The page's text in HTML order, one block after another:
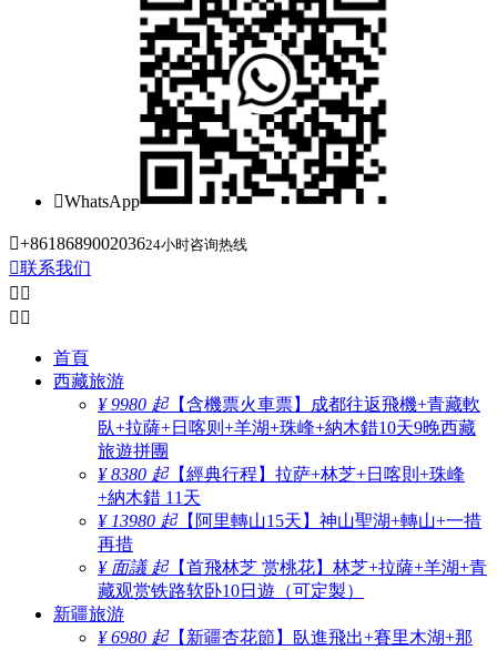
WhatsApp
+861868900203624小时咨询热线
联系我们
 
 
首頁
西藏旅游
¥ 9980 起【含機票火車票】成都往返飛機+青藏軟
臥+拉薩+日喀则+羊湖+珠峰+納木錯10天9晚西藏
旅遊拼團
¥ 8380 起【經典行程】拉萨+林芝+日喀則+珠峰
+納木錯 11天
¥ 13980 起【阿里轉山15天】神山聖湖+轉山+一措
再措
¥ 面議 起【首飛林芝 赏桃花】林芝+拉薩+羊湖+青
藏观赏铁路软卧10日遊（可定製）
新疆旅游
¥ 6980 起【新疆杏花節】臥進飛出+賽里木湖+那